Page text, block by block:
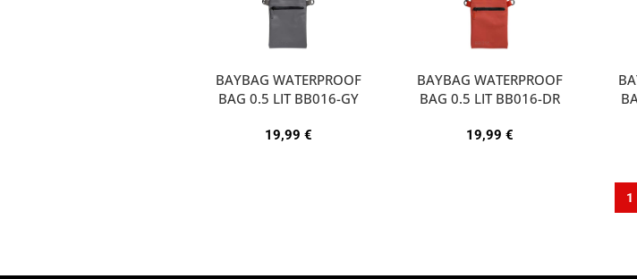
BAYBAG WATERPROOF
BAG 0.5 LIT BB016-GY
19,99 €
BAYBAG WATERPROOF
BAG 0.5 LIT BB016-DR
19,99 €
1